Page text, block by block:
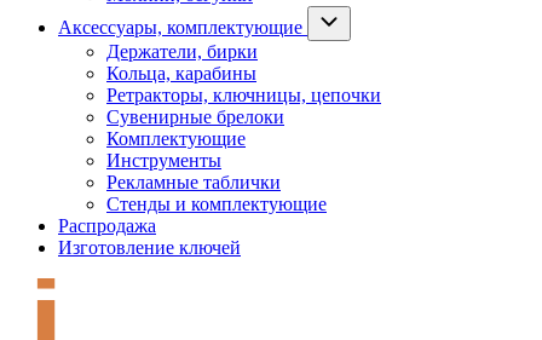
Аксессуары, комплектующие
Держатели, бирки
Кольца, карабины
Ретракторы, ключницы, цепочки
Сувенирные брелоки
Комплектующие
Инструменты
Рекламные таблички
Стенды и комплектующие
Распродажа
Изготовление ключей